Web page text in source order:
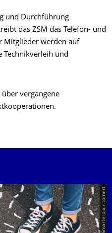
und Durchführung
das ZSM das Telefon- und
Mitglieder werden auf
Technikverleih und
vergangene
© Smarterpix / tomert